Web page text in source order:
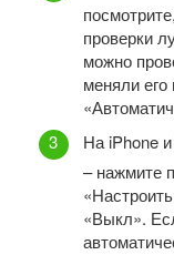
проверки
можно
меняли
На iPhone
– нажмите
«Выкл».